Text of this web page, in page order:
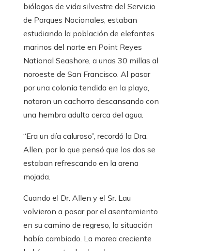
biólogos de vida silvestre del Servicio
de Parques Nacionales, estaban
estudiando la población de elefantes
marinos del norte en Point Reyes
National Seashore, a unas 30 millas al
noroeste de San Francisco. Al pasar
por una colonia tendida en la playa,
notaron un cachorro descansando con
una hembra adulta cerca del agua.
“Era un día caluroso”, recordó la Dra.
Allen, por lo que pensó que los dos se
estaban refrescando en la arena
mojada.
Cuando el Dr. Allen y el Sr. Lau
volvieron a pasar por el asentamiento
en su camino de regreso, la situación
había cambiado. La marea creciente